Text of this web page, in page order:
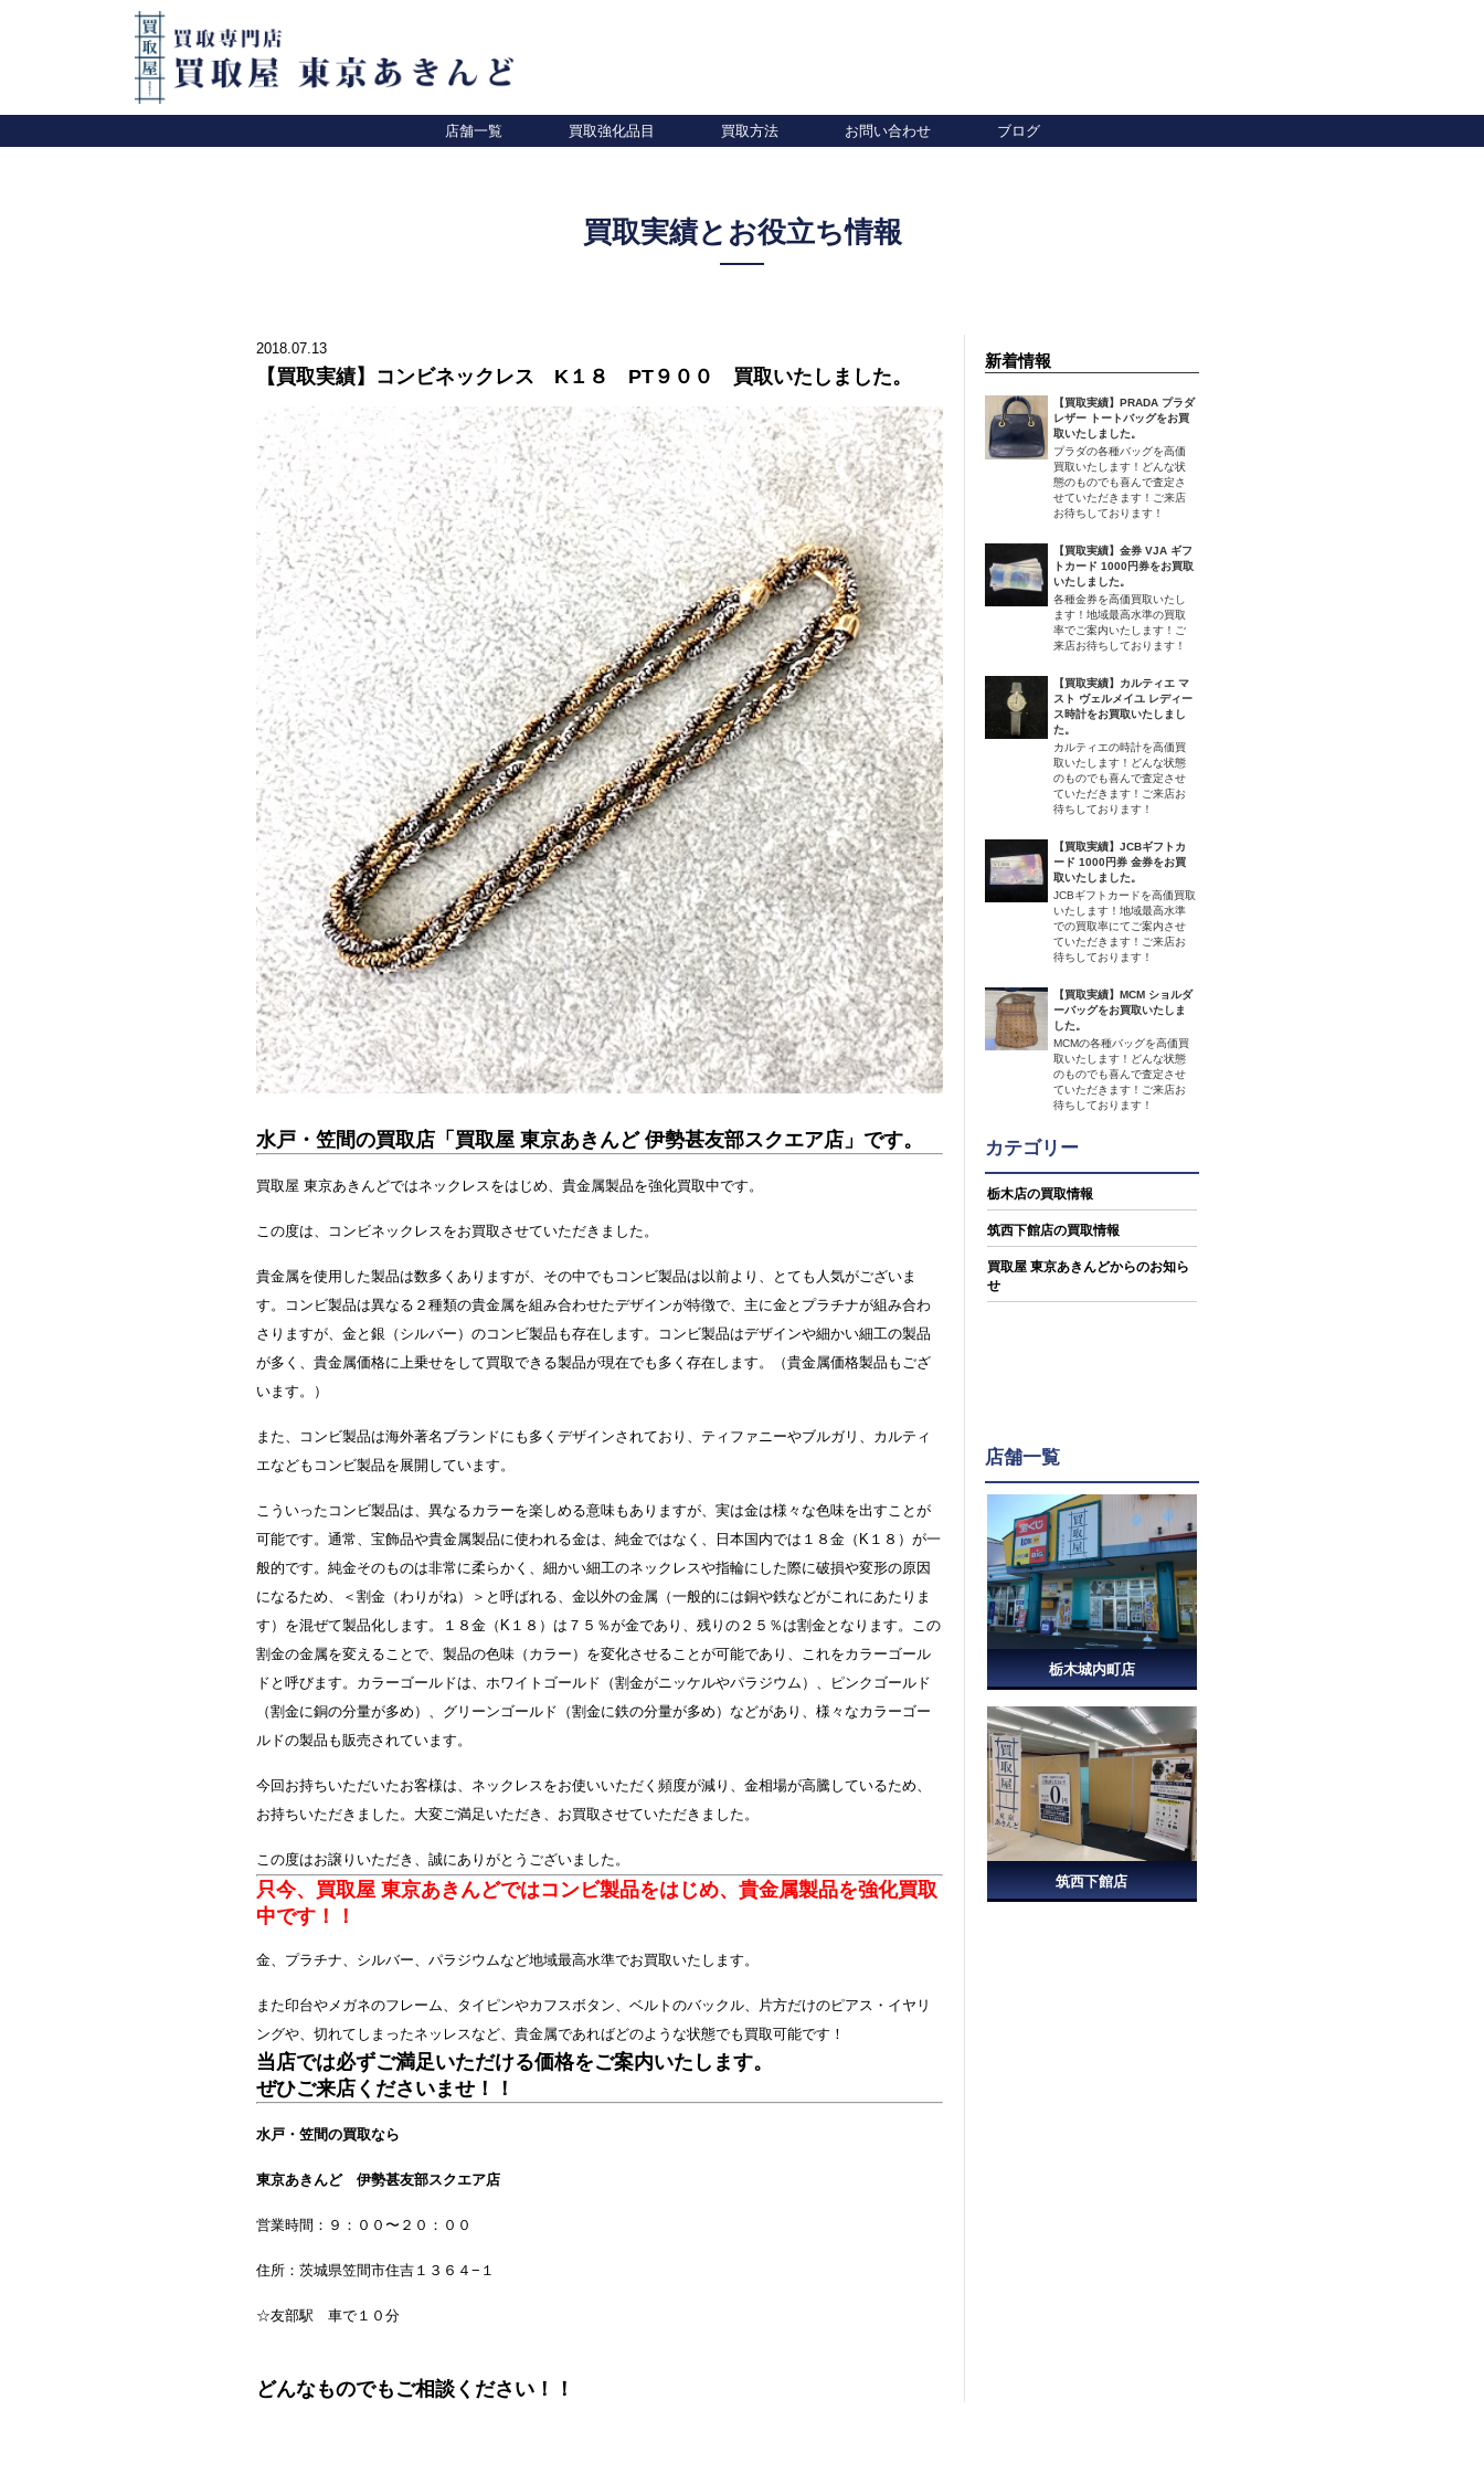
店舗一覧 買取強化品目 買取方法 お問い合わせ ブログ
買取実績とお役立ち情報
2018.07.13
【買取実績】コンビネックレス K１８ PT９００ 買取いたしました。
水戸・笠間の買取店「買取屋 東京あきんど 伊勢甚友部スクエア店」です。
買取屋 東京あきんどではネックレスをはじめ、貴金属製品を強化買取中です。
この度は、コンビネックレスをお買取させていただきました。
貴金属を使用した製品は数多くありますが、その中でもコンビ製品は以前より、とても人気がございま
す。コンビ製品は異なる２種類の貴金属を組み合わせたデザインが特徴で、主に金とプラチナが組み合わ
さりますが、金と銀（シルバー）のコンビ製品も存在します。コンビ製品はデザインや細かい細工の製品
が多く、貴金属価格に上乗せをして買取できる製品が現在でも多く存在します。（貴金属価格製品もござ
います。）
また、コンビ製品は海外著名ブランドにも多くデザインされており、ティファニーやブルガリ、カルティ
エなどもコンビ製品を展開しています。
こういったコンビ製品は、異なるカラーを楽しめる意味もありますが、実は金は様々な色味を出すことが
可能です。通常、宝飾品や貴金属製品に使われる金は、純金ではなく、日本国内では１８金（K１８）が一
般的です。純金そのものは非常に柔らかく、細かい細工のネックレスや指輪にした際に破損や変形の原因
になるため、＜割金（わりがね）＞と呼ばれる、金以外の金属（一般的には銅や鉄などがこれにあたりま
す）を混ぜて製品化します。１８金（K１８）は７５％が金であり、残りの２５％は割金となります。この
割金の金属を変えることで、製品の色味（カラー）を変化させることが可能であり、これをカラーゴール
ドと呼びます。カラーゴールドは、ホワイトゴールド（割金がニッケルやパラジウム）、ピンクゴールド
（割金に銅の分量が多め）、グリーンゴールド（割金に鉄の分量が多め）などがあり、様々なカラーゴー
ルドの製品も販売されています。
今回お持ちいただいたお客様は、ネックレスをお使いいただく頻度が減り、金相場が高騰しているため、
お持ちいただきました。大変ご満足いただき、お買取させていただきました。
この度はお譲りいただき、誠にありがとうございました。
只今、買取屋 東京あきんどではコンビ製品をはじめ、貴金属製品を強化買取
中です！！
金、プラチナ、シルバー、パラジウムなど地域最高水準でお買取いたします。
また印台やメガネのフレーム、タイピンやカフスボタン、ベルトのバックル、片方だけのピアス・イヤリ
ングや、切れてしまったネッレスなど、貴金属であればどのような状態でも買取可能です！
当店では必ずご満足いただける価格をご案内いたします。
ぜひご来店くださいませ！！
水戸・笠間の買取なら
東京あきんど 伊勢甚友部スクエア店
営業時間：９：００〜２０：００
住所：茨城県笠間市住吉１３６４−１
☆友部駅 車で１０分
どんなものでもご相談ください！！
新着情報
【買取実績】PRADA プラダ
レザー トートバッグをお買
取いたしました。
プラダの各種バッグを高価
買取いたします！どんな状
態のものでも喜んで査定さ
せていただきます！ご来店
お待ちしております！
【買取実績】金券 VJA ギフ
トカード 1000円券をお買取
いたしました。
各種金券を高価買取いたし
ます！地域最高水準の買取
率でご案内いたします！ご
来店お待ちしております！
【買取実績】カルティエ マ
スト ヴェルメイユ レディー
ス時計をお買取いたしまし
た。
カルティエの時計を高価買
取いたします！どんな状態
のものでも喜んで査定させ
ていただきます！ご来店お
待ちしております！
【買取実績】JCBギフトカ
ード 1000円券 金券をお買
取いたしました。
JCBギフトカードを高価買取
いたします！地域最高水準
での買取率にてご案内させ
ていただきます！ご来店お
待ちしております！
【買取実績】MCM ショルダ
ーバッグをお買取いたしま
した。
MCMの各種バッグを高価買
取いたします！どんな状態
のものでも喜んで査定させ
ていただきます！ご来店お
待ちしております！
カテゴリー
栃木店の買取情報
筑西下館店の買取情報
買取屋 東京あきんどからのお知ら
せ
店舗一覧
栃木城内町店
筑西下館店